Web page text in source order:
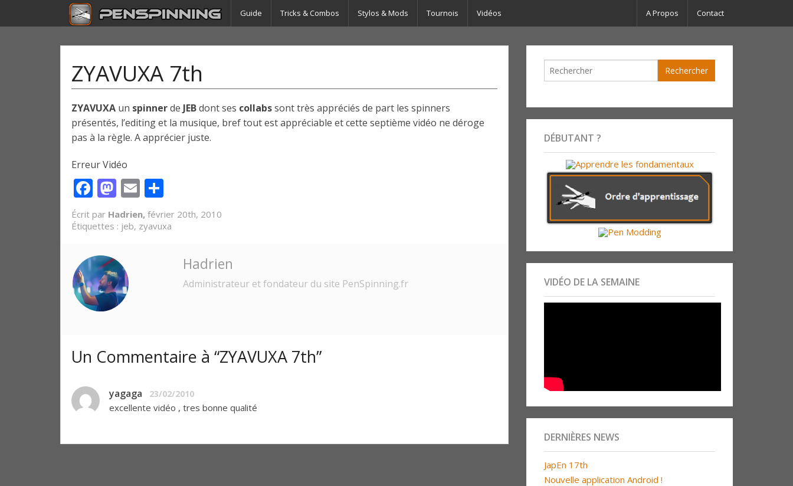
Guide Tricks & Combos Stylos & Mods Tournois Vidéos A Propos Contact
ZYAVUXA 7th
ZYAVUXA un spinnerde JEBdont ses collabssont très appréciés de part les spinners
présentés, l’editing et la musique, bref tout est appréciable et cette septième vidéo ne déroge
pas à la règle. A apprécier juste.
Erreur Vidéo
Facebook
Mastodon
Email
Écrit par Hadrien, février 20th, 2010
Étiquettes : jeb, zyavuxa
Hadrien
Administrateur et fondateur du site PenSpinning.fr
Un Commentaire à “ZYAVUXA 7th”
yagaga 23/02/2010
excellente vidéo , tres bonne qualité
DÉBUTANT ?
VIDÉO DE LA SEMAINE
DERNIÈRES NEWS
JapEn 17th
Nouvelle application Android !